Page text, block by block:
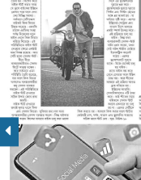
বিজ্ঞাপন মূল্য তালিকা
পুরোনো সাইট